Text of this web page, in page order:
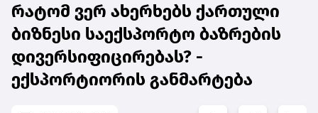
რატომ ვერ ახერხებს ქართული
ბიზნესი საექსპორტო ბაზრების
დივერსიფიცირებას? -
ექსპორტიორის განმარტება